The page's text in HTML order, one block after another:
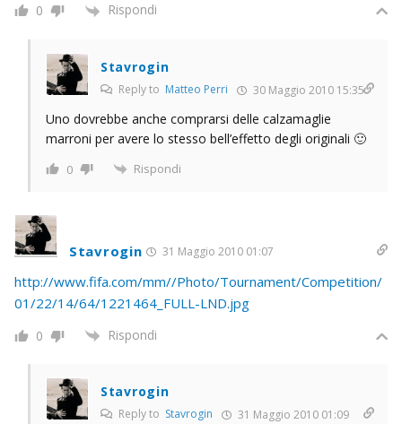
0 Rispondi
Stavrogin
Reply to Matteo Perri 30 Maggio 2010 15:35
Uno dovrebbe anche comprarsi delle calzamaglie
marroni per avere lo stesso bell’effetto degli originali 🙂
0 Rispondi
Stavrogin 31 Maggio 2010 01:07
http://www.fifa.com/mm//Photo/Tournament/Competition/
01/22/14/64/1221464_FULL-LND.jpg
0 Rispondi
Stavrogin
Reply to Stavrogin 31 Maggio 2010 01:09